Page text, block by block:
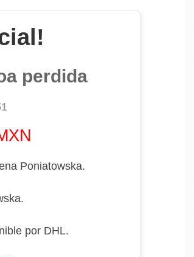
perdida
Poniatowska.
por DHL.